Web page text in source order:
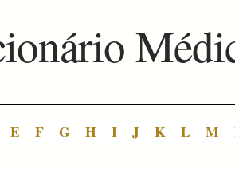
E F G H I J K L M